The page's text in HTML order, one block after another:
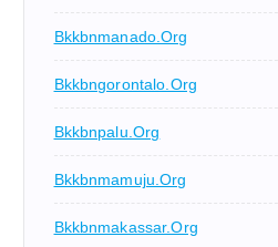
Bkkbnmanado.org
Bkkbngorontalo.org
Bkkbnpalu.org
Bkkbnmamuju.org
Bkkbnmakassar.org